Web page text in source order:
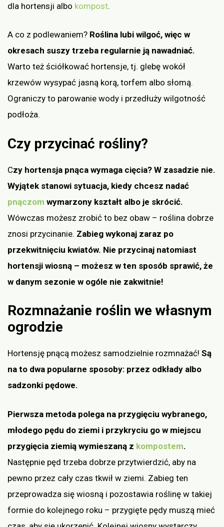
dla hortensji albo kompost.
A co z podlewaniem? Roślina lubi wilgoć, więc w
okresach suszy trzeba regularnie ją nawadniać.
Warto też ściółkować hortensje, tj. glebę wokół
krzewów wysypać jasną korą, torfem albo słomą.
Ograniczy to parowanie wody i przedłuży wilgotność
podłoża.
Czy przycinać rośliny?
Czy hortensja pnąca wymaga cięcia? W zasadzie nie.
Wyjątek stanowi sytuacja, kiedy chcesz nadać
pnączom wymarzony kształt albo je skrócić.
Wówczas możesz zrobić to bez obaw – roślina dobrze
znosi przycinanie. Zabieg wykonaj zaraz po
przekwitnięciu kwiatów. Nie przycinaj natomiast
hortensji wiosną – możesz w ten sposób sprawić, że
w danym sezonie w ogóle nie zakwitnie!
Rozmnażanie roślin we własnym
ogrodzie
Hortensję pnącą możesz samodzielnie rozmnażać! Są
na to dwa popularne sposoby: przez odkłady albo
sadzonki pędowe.
Pierwsza metoda polega na przygięciu wybranego,
młodego pędu do ziemi i przykryciu go w miejscu
przygięcia ziemią wymieszaną z kompostem.
Następnie pęd trzeba dobrze przytwierdzić, aby na
pewno przez cały czas tkwił w ziemi. Zabieg ten
przeprowadza się wiosną i pozostawia roślinę w takiej
formie do kolejnego roku – przygięte pędy muszą mieć